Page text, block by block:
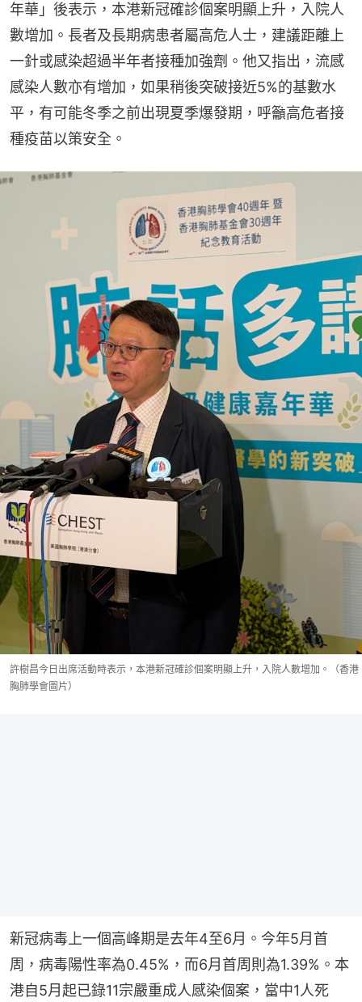
年華」後表示，本港新冠確診個案明顯上升，入院人
數增加。長者及長期病患者屬高危人士，建議距離上
一針或感染超過半年者接種加強劑。他又指出，流感
感染人數亦有增加，如果稍後突破接近5%的基數水
平，有可能冬季之前出現夏季爆發期，呼籲高危者接
種疫苗以策安全。
許樹昌今日出席活動時表示，本港新冠確診個案明顯上升，入院人數增加。（香港
胸肺學會圖片）
新冠病毒上一個高峰期是去年4至6月。今年5月首
周，病毒陽性率為0.45%，而6月首周則為1.39%。本
港自5月起已錄11宗嚴重成人感染個案，當中1人死